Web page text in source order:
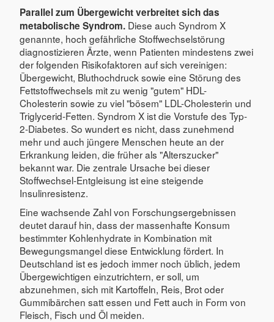
Parallel zum Übergewicht verbreitet sich das
metabolische Syndrom. Diese auch Syndrom X
genannte, hoch gefährliche Stoffwechselstörung
diagnostizieren Ärzte, wenn Patienten mindestens zwei
der folgenden Risikofaktoren auf sich vereinigen:
Übergewicht, Bluthochdruck sowie eine Störung des
Fettstoffwechsels mit zu wenig "gutem" HDL-
Cholesterin sowie zu viel "bösem" LDL-Cholesterin und
Triglycerid-Fetten. Syndrom X ist die Vorstufe des Typ-
2-Diabetes. So wundert es nicht, dass zunehmend
mehr und auch jüngere Menschen heute an der
Erkrankung leiden, die früher als "Alterszucker"
bekannt war. Die zentrale Ursache bei dieser
Stoffwechsel-Entgleisung ist eine steigende
Insulinresistenz.
Eine wachsende Zahl von Forschungsergebnissen
deutet darauf hin, dass der massenhafte Konsum
bestimmter Kohlenhydrate in Kombination mit
Bewegungsmangel diese Entwicklung fördert. In
Deutschland ist es jedoch immer noch üblich, jedem
Übergewichtigen einzutrichtern, er soll, um
abzunehmen, sich mit Kartoffeln, Reis, Brot oder
Gummibärchen satt essen und Fett auch in Form von
Fleisch, Fisch und Öl meiden.